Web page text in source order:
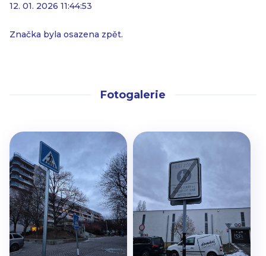
12. 01. 2026 11:44:53
Značka byla osazena zpět.
Fotogalerie